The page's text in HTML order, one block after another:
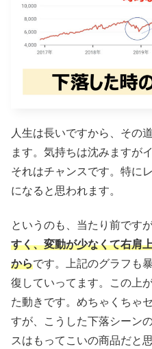
人生は長いですから、その
ます。気持ちは沈みますが
それはチャンスです。特に
になると思われます。
というのも、当たり前です
すく、変動が少なくて右肩
からです。上記のグラフも
復していってます。この上
た動きです。めちゃくちゃ
すが、こうした下落シーン
スはもってこいの商品だと思